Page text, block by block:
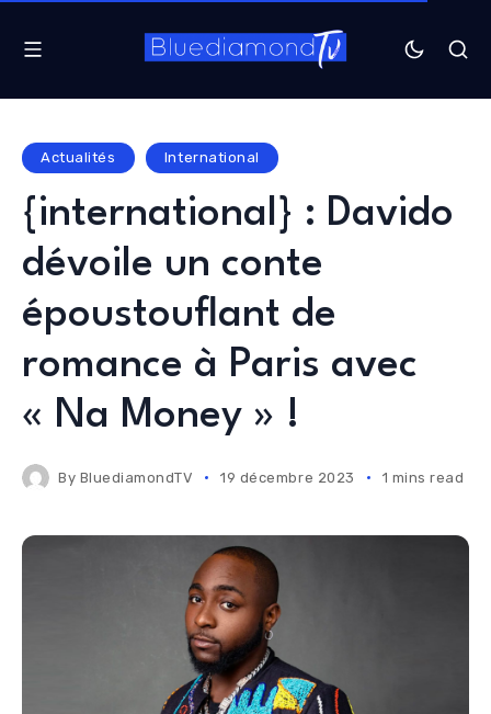
Actualités International
{international} : Davido
dévoile un conte
époustouflant de
romance à Paris avec
« Na Money » !
By BluediamondTV 19 décembre 2023 1 mins read